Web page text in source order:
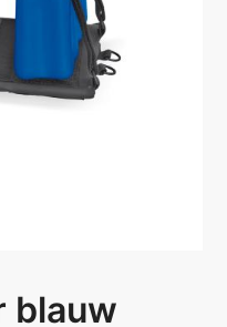
blauw